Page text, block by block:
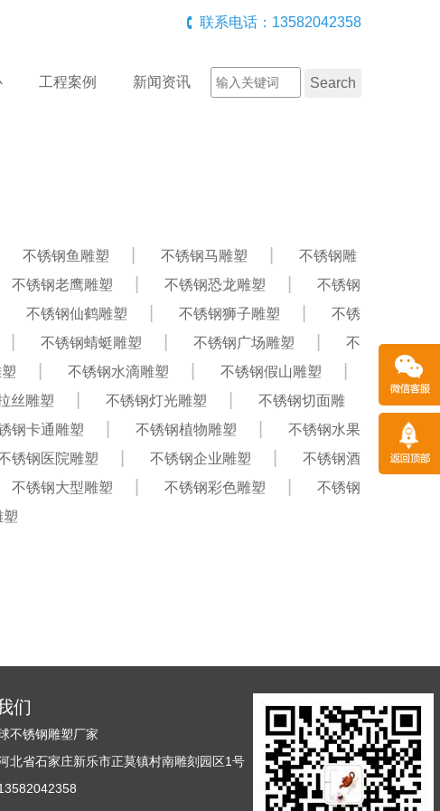
联系电话：13582042358
工程案例 新闻资讯
不锈钢鱼雕塑 不锈钢马雕塑
不锈钢雕
不锈钢老鹰雕塑 不锈钢恐龙雕塑
不锈钢
不锈钢仙鹤雕塑 不锈钢狮子雕塑
不锈
不锈钢蜻蜓雕塑 不锈钢广场雕塑
不
不锈钢水滴雕塑
不锈钢假山雕塑
丝雕塑 不锈钢灯光雕塑
不锈钢切面雕
钢卡通雕塑 不锈钢植物雕塑
不锈钢水果
锈钢医院雕塑 不锈钢企业雕塑
不锈钢酒
不锈钢大型雕塑 不锈钢彩色雕塑
不锈钢
塑
们
不锈钢雕塑厂家
北省石家庄新乐市正莫镇村南雕刻园区1号